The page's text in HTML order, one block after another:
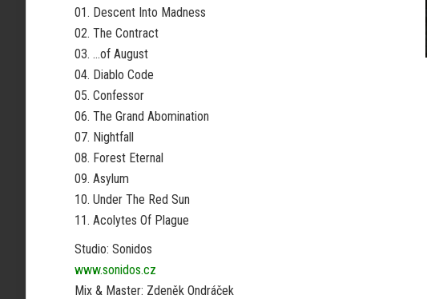
01. Descent Into Madness
02. The Contract
03. …of August
04. Diablo Code
05. Confessor
06. The Grand Abomination
07. Nightfall
08. Forest Eternal
09. Asylum
10. Under The Red Sun
11. Acolytes Of Plague
Studio: Sonidos
www.sonidos.cz
Mix & Master: Zdeněk Ondráček